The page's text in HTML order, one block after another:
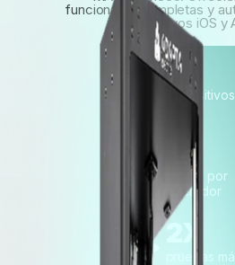
funcionales completas y
dispositivos iOS y
5
robot
robots por
operador
2X
pruebas